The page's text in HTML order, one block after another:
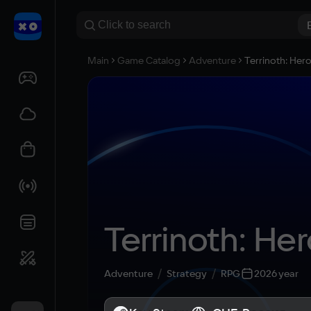
Main Game Catalog Adventure Terrinoth:
Terrinoth:
Adventure Strategy RPG 2026 year